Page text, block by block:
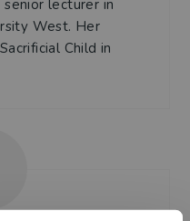
senior lecturer in
West. Her
Child in